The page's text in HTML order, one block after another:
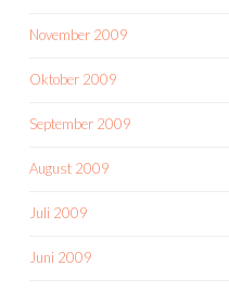
November 2009
Oktober 2009
September 2009
August 2009
Juli 2009
Juni 2009